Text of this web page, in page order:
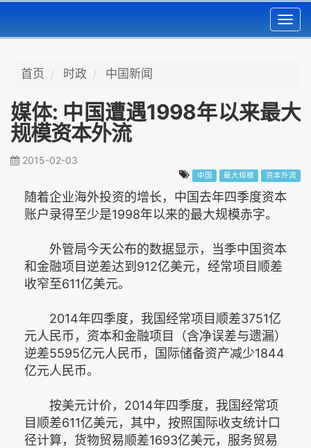
首页 时政 中国新闻
媒体: 中国遭遇1998年以来最大
规模资本外流
2015-02-03
中国 最大规模 资本外流
随着企业海外投资的增长，中国去年四季度资本
账户录得至少是1998年以来的最大规模赤字。
外管局今天公布的数据显示，当季中国资本
和金融项目逆差达到912亿美元，经常项目顺差
收窄至611亿美元。
2014年四季度，我国经常项目顺差3751亿
元人民币，资本和金融项目（含净误差与遗漏）
逆差5595亿元人民币，国际储备资产减少1844
亿元人民币。
按美元计价，2014年四季度，我国经常项
目顺差611亿美元，其中，按照国际收支统计口
径计算，货物贸易顺差1693亿美元，服务贸易